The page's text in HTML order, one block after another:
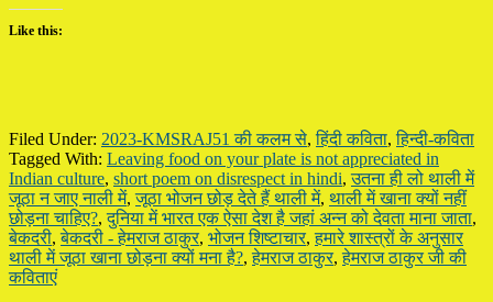
Like this:
Filed Under: 2023-KMSRAJ51 की कलम से,हिंदी कविता,हिन्दी-कविता
Tagged With: Leaving food on your plate is not appreciated in
Indian culture, short poem on disrespect in hindi,उतना ही लो थाली में
जूठा न जाए नाली में,जूठा भोजन छोड़ देते हैं थाली में, थाली में खाना क्यों नहीं
छोड़ना चाहिए?,दुनिया में भारत एक ऐसा देश है जहां अन्न को देवता माना जाता,
बेकदरी,बेकदरी - हेमराज ठाकुर, भोजन शिष्टाचार,हमारे शास्त्रों के अनुसार
थाली में जूठा खाना छोड़ना क्यों मना है?,हेमराज ठाकुर,हेमराज ठाकुर जी की
कविताएं